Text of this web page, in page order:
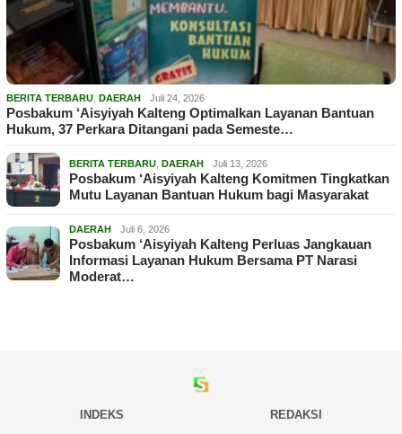
BERITA TERBARU DAERAH Juli 24, 2026
Posbakum ‘Aisyiyah Kalteng Optimalkan Layanan Bantuan
Hukum, 37 Perkara Ditangani pada Semeste…
BERITA TERBARU DAERAH Juli 13, 2026
Posbakum ‘Aisyiyah Kalteng Komitmen Tingkatkan
Mutu Layanan Bantuan Hukum bagi Masyarakat
DAERAH Juli 6, 2026
Posbakum ‘Aisyiyah Kalteng Perluas Jangkauan
Informasi Layanan Hukum Bersama PT Narasi
Moderat…
INDEKS REDAKSI